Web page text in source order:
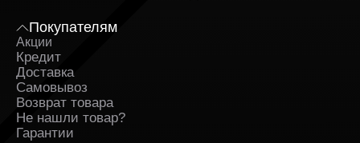
Покупателям
Акции
Кредит
Доставка
Самовывоз
Возврат товара
Не нашли товар?
Гарантии